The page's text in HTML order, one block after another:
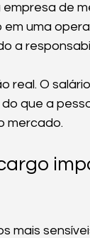
de
uma
a
real. O
que a
mercado.
mais